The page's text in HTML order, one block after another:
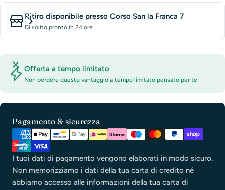
Ritiro disponibile presso Corso San la Franca 7
Di solito pronto in 24 ore
Offerta a tempo limitato
Non perdere questo vantaggio a tempo limitato pensato per te
Pagamento & sicurezza
Metodi
pagamento
I tuoi dati di pagamento vengono elaborati in modo sicuro.
Non memorizziamo i dati della tua carta di credito né
abbiamo accesso alle informazioni della tua carta di